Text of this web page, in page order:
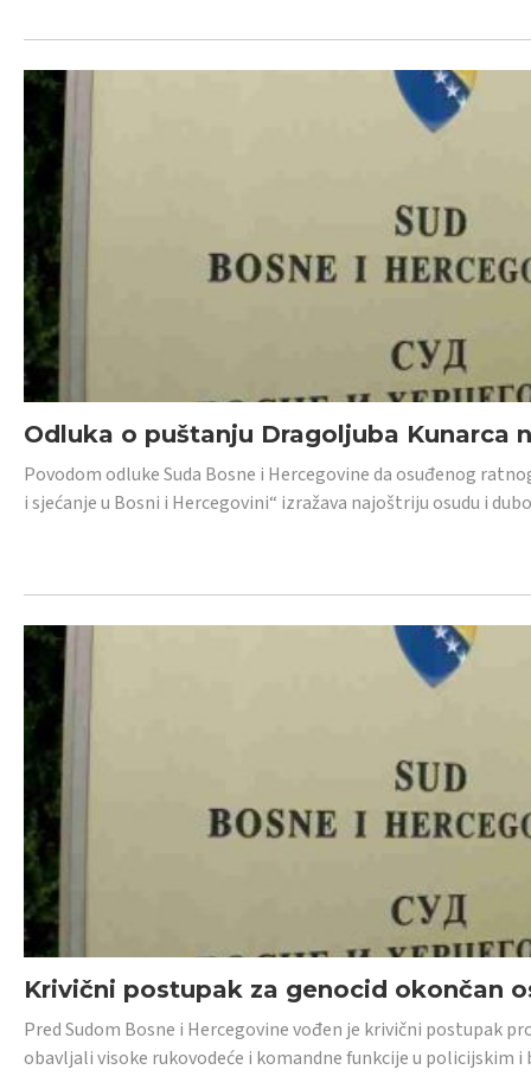
Odluka o puštanju Dragoljuba Kunarca
Povodom odluke Suda Bosne i Hercegovine da osuđenog
i sjećanje u Bosni i Hercegovini“ izražava najoštriju osudu i
Krivični postupak za genocid okončan
Pred Sudom Bosne i Hercegovine vođen je krivični postupak
obavljali visoke rukovodeće i komandne funkcije u policijskim